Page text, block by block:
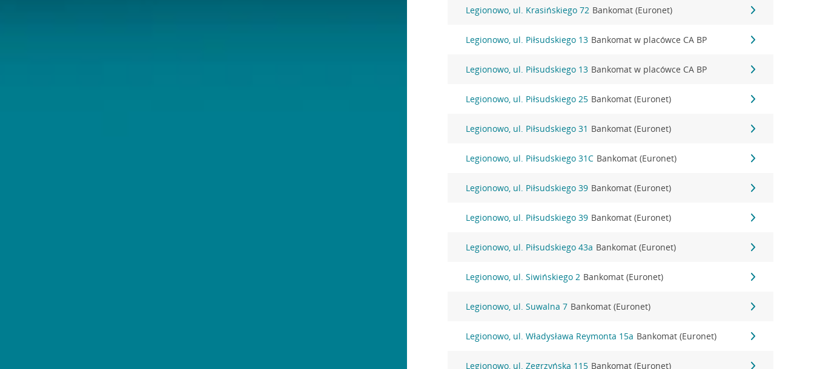
Legionowo, ul. Krasińskiego 72 Bankomat (Euronet)
Legionowo, ul. Piłsudskiego 13 Bankomat w placówce CA BP
Legionowo, ul. Piłsudskiego 13 Bankomat w placówce CA BP
Legionowo, ul. Piłsudskiego 25 Bankomat (Euronet)
Legionowo, ul. Piłsudskiego 31 Bankomat (Euronet)
Legionowo, ul. Piłsudskiego 31C Bankomat (Euronet)
Legionowo, ul. Piłsudskiego 39 Bankomat (Euronet)
Legionowo, ul. Piłsudskiego 39 Bankomat (Euronet)
Legionowo, ul. Piłsudskiego 43a Bankomat (Euronet)
Legionowo, ul. Siwińskiego 2 Bankomat (Euronet)
Legionowo, ul. Suwalna 7 Bankomat (Euronet)
Legionowo, ul. Władysława Reymonta 15a Bankomat (Euronet)
Legionowo, ul. Zegrzyńska 115 Bankomat (Euronet)